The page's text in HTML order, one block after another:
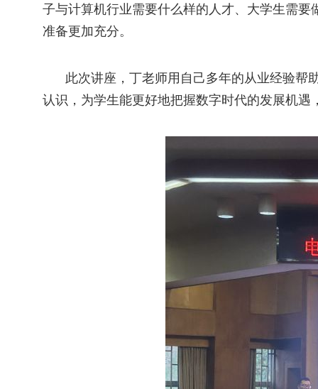
子与计算机行业需要什么样的人才、大学生需
准备更加充分。
此次讲座，丁老师用自己多年的从业经验帮
认识，为学生能更好地把握数字时代的发展机